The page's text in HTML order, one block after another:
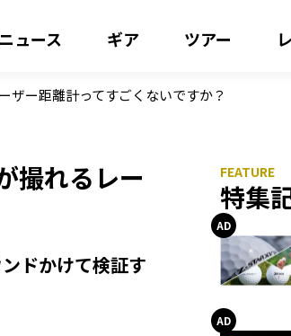
ュース ギア ツアー
ザー距離計ってすごくないですか？
撮れるレー
ドかけて検証す
特集